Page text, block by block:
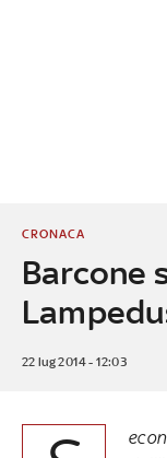
Barcone
CRONACA
22 lug 2014 - 12:03